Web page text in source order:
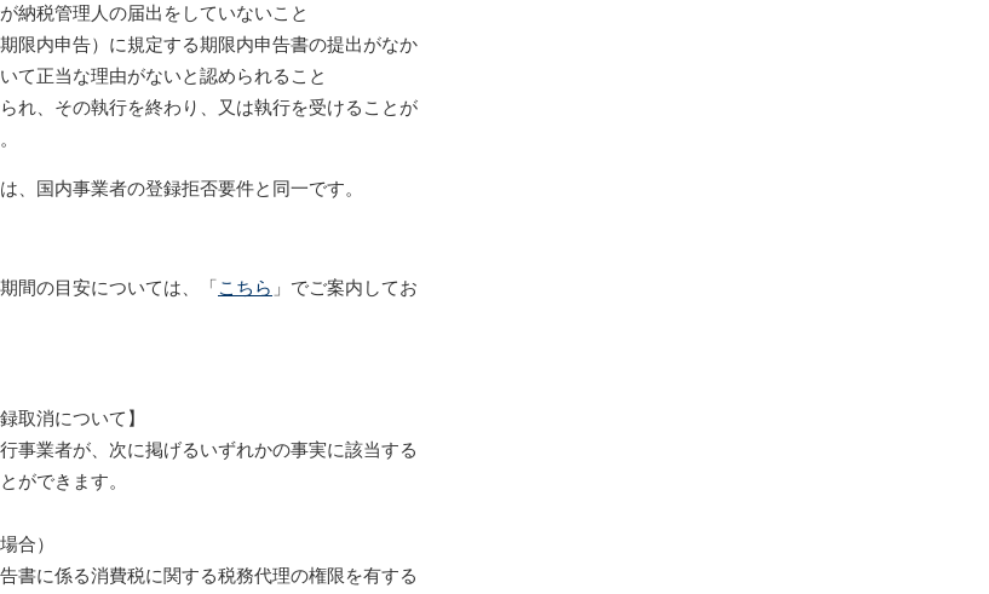
納税管理人の届出をしていないこと
限内申告）に規定する期限内申告書の提出がなか
て正当な理由がないと認められること
れ、その執行を終わり、又は執行を受けることが
国内事業者の登録拒否要件と同一です。
間の目安については、「こちら 」でご案内してお
取消について】
事業者が、次に掲げるいずれかの事実に該当する
ができます。
合）
に係る消費税に関する税務代理の権限を有する